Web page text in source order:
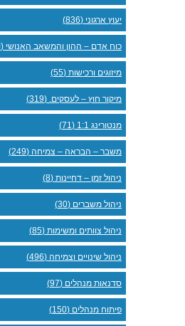
יעוץ ארגוני (836)
כוח אדם – ההון והמשאב האנושי (69)
מיזוגים ורכישות (55)
מיקור חוץ – לעסקים. (319)
מנטורינג 1:1 (71)
משבר – הבראה – צמיחה (249)
ניהול זמן – דחיינות (8)
ניהול משברים (30)
ניהול צוותים ומשימות (85)
ניהול שינויים וצמיחה (496)
סדנאות מנהלים (97)
פיתוח מנהלים (150)